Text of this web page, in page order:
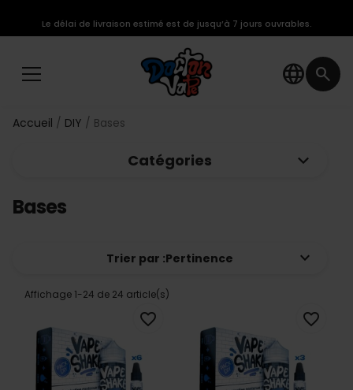
language search
Le délai de livraison estimé est de jusqu’à 7 jours ouvrables.
Accueil DIY Bases
Catégories keyboard_arrow_down
Bases
Trier par :Pertinence keyboard_arrow_down
Affichage 1-24 de 24 article(s)
favorite_border favorite_border